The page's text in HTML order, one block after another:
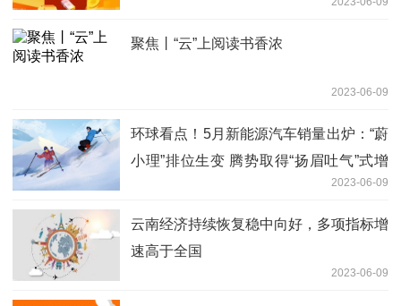
聚焦丨“云”上阅读书香浓
2023-06-09
环球看点！5月新能源汽车销量出炉：“蔚
小理”排位生变 腾势取得“扬眉吐气”式增
2023-06-09
云南经济持续恢复稳中向好，多项指标增
速高于全国
2023-06-09